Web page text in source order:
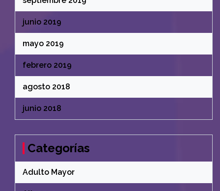
junio 2019
mayo 2019
febrero 2019
agosto 2018
junio 2018
Categorías
Adulto Mayor